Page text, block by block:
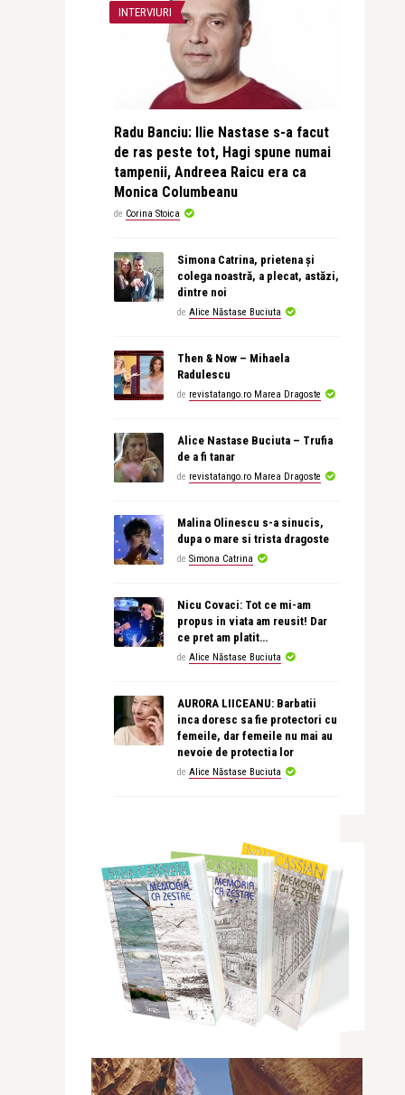
INTERVIURI
Radu Banciu: Ilie Nastase s-a facut
de ras peste tot, Hagi spune numai
tampenii, Andreea Raicu era ca
Monica Columbeanu
de Corina Stoica
Simona Catrina, prietena și
colega noastră, a plecat, astăzi,
dintre noi
de Alice Năstase Buciuta
Then & Now – Mihaela
Radulescu
de revistatango.ro Marea Dragoste
Alice Nastase Buciuta – Trufia
de a fi tanar
de revistatango.ro Marea Dragoste
Malina Olinescu s-a sinucis,
dupa o mare si trista dragoste
de Simona Catrina
Nicu Covaci: Tot ce mi-am
propus in viata am reusit! Dar
ce pret am platit…
de Alice Năstase Buciuta
AURORA LIICEANU: Barbatii
inca doresc sa fie protectori cu
femeile, dar femeile nu mai au
nevoie de protectia lor
de Alice Năstase Buciuta